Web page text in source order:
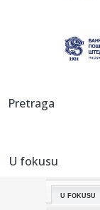
BMW
11:33:Vučić
napade
11:29:
11:29:
Pretraga
U fokusu
U FOKUSU